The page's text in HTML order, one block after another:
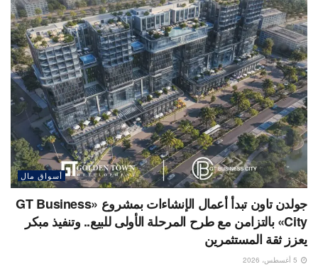
أسواق مال
جولدن تاون تبدأ أعمال الإنشاءات بمشروع «GT Business
City» بالتزامن مع طرح المرحلة الأولى للبيع.. وتنفيذ مبكر
يعزز ثقة المستثمرين